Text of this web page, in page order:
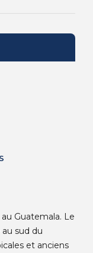
Guatemala. Le
sud du
et anciens